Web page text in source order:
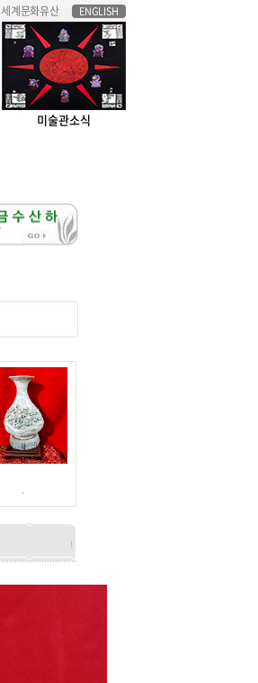
세계문화유산 ENGLISH
미술관소식
.